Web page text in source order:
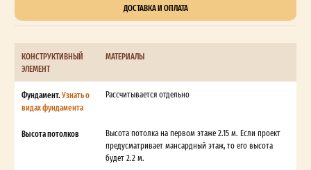
ДОСТАВКА И ОПЛАТА
КОНСТРУКТИВНЫЙ
ЭЛЕМЕНТ
МАТЕРИАЛЫ
Фундамент.Узнать о
видах фундамента
Рассчитывается отдельно
Высота потолков
Высота потолка на первом этаже 2.15 м. Если проект
предусматривает мансардный этаж, то его высота
будет 2.2 м.